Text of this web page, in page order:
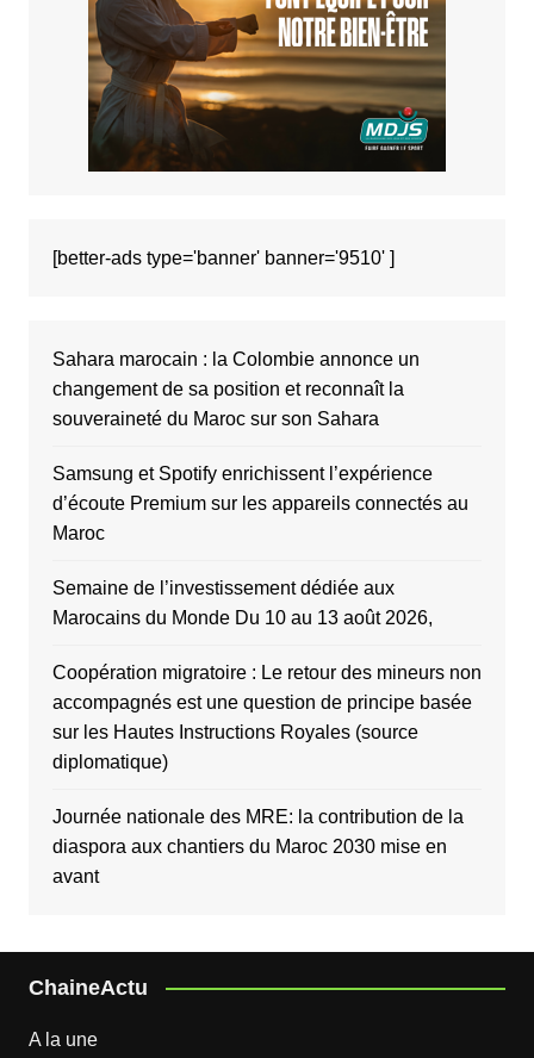
[better-ads type='banner' banner='9510' ]
Sahara marocain : la Colombie annonce un
changement de sa position et reconnaît la
souveraineté du Maroc sur son Sahara
Samsung et Spotify enrichissent l’expérience
d’écoute Premium sur les appareils connectés au
Maroc
Semaine de l’investissement dédiée aux
Marocains du Monde Du 10 au 13 août 2026,
Coopération migratoire : Le retour des mineurs non
accompagnés est une question de principe basée
sur les Hautes Instructions Royales (source
diplomatique)
Journée nationale des MRE: la contribution de la
diaspora aux chantiers du Maroc 2030 mise en
avant
ChaineActu
A la une